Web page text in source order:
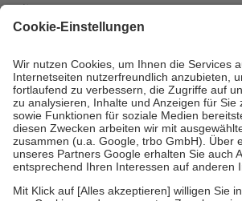
mit.
Grundsätzlich leisten Mitglieder Zuzahlungen
höchstens zehn Euro.
Es sind jedoch nie mehr
Kosten der Leistung zu entrichten.
Diese Regeln gelten grundsätzlich auch für
Bei Heilmitteln und häuslicher
Zuzahlung zehn Prozent der Kosten sowie
Verordnung.
Um das Engagement der Versicherten für ihre
stärken und die besondere Stellung der
fallenkeine Zuzahlungenan bei: